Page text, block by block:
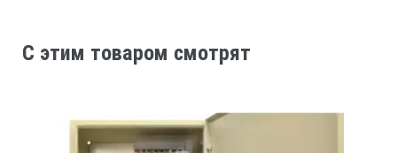
C этим товаром смотрят